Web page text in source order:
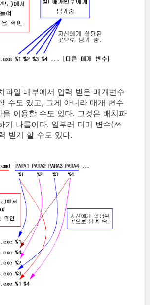
파일 내부에서 입력 받은 매개변수
수도 있고, 그게 아니라 매개 변수
을 이용할 수도 있다. 그것은 배치파
기 나름이다. 일부러 더미 변수(쓰
받게 할 수도 있다.